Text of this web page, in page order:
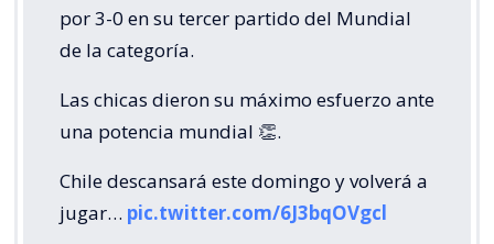
por 3-0 en su tercer partido del Mundial
de la categoría.
Las chicas dieron su máximo esfuerzo ante
una potencia mundial 👏.
Chile descansará este domingo y volverá a
jugar… pic.twitter.com/6J3bqOVgcl